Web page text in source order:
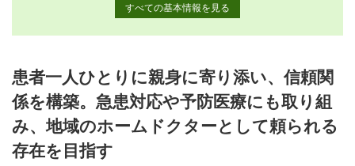
すべての基本情報を見る
9:00〜12:00
● ● ● ●
●
15:30〜18:30
● ● ● ●
備考: 診療受付は午前中は11:30まで、午後は18:00までです。
休診日: 水、日、祝
患者一人ひとりに親身に寄り添い、信頼関
係を構築。急患対応や予防医療にも取り組
み、地域のホームドクターとして頼られる
存在を目指す